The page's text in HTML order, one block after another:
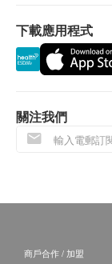
受該訂單
客再作安
當顧客收
有損毀情
退換產品
或過期退
下載應用程式
關注我們
商戶合作 / 加盟